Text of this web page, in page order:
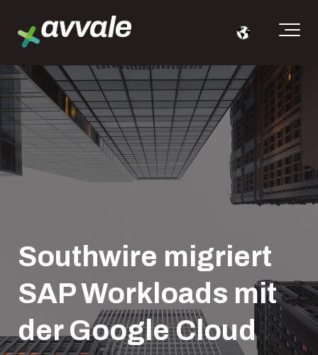
Southwire migriert
SAP Workloads mit
der Google Cloud